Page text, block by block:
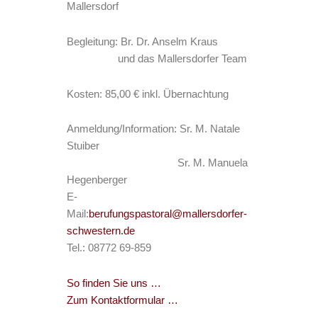
Mallersdorf
Begleitung: Br. Dr. Anselm Kraus
und das Mallersdorfer Team
Kosten: 85,00 € inkl. Übernachtung
Anmeldung/Information: Sr. M. Natale
Stuiber
Sr. M. Manuela
Hegenberger
E-
Mail:berufungspastoral@mallersdorfer-
schwestern.de
Tel.: 08772 69-859
So finden Sie uns …
Zum Kontaktformular …